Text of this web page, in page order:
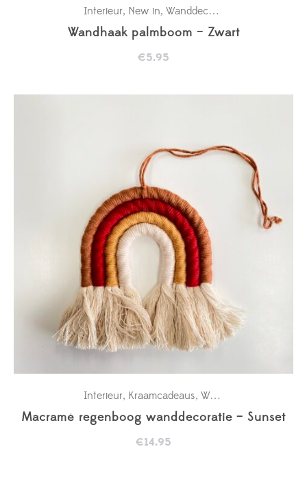
Interieur, New in, Wanddecoratie babykamer
Wandhaak palmboom – Zwart
€5.95
Interieur, Kraamcadeaus, Wanddecoratie babykamer
Macramé regenboog wanddecoratie – Sunset
€14.95